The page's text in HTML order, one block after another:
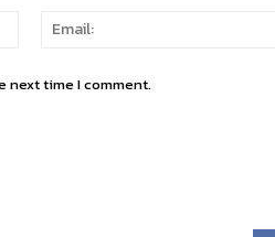
Name:
next time I comment.